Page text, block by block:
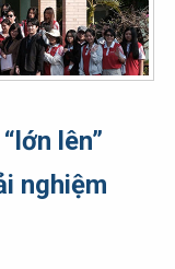
lên”
nghiệm